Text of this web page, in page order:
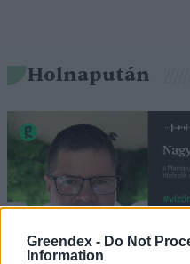
Greendex - Do Not
Information
Holnapután